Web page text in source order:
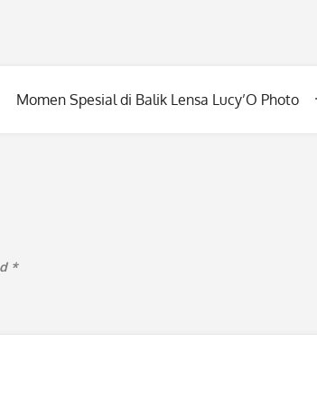
Momen Spesial di Balik Lensa Lucy’O Photo
*